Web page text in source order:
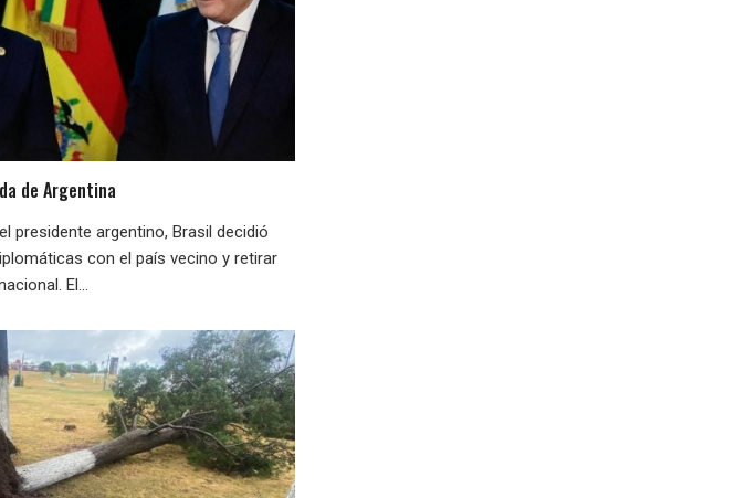
de Argentina
presidente argentino, Brasil decidió
con el país vecino y retirar
El...